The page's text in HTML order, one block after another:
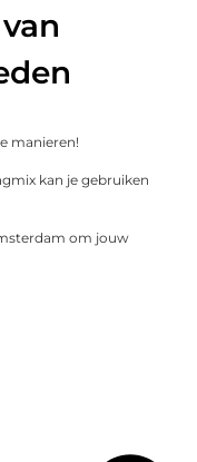
manieren!
kan je gebruiken
om jouw